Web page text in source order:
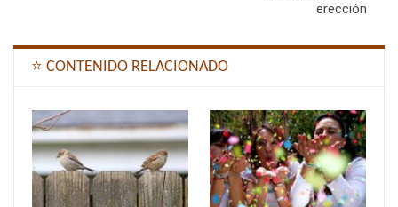
erección
⭐ CONTENIDO RELACIONADO